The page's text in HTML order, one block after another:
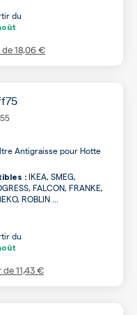
du
de18,06 €
Antigraisse pour Hotte
: IKEA, SMEG,
FALCON, FRANKE,
ROBLIN ...
du
de11,43 €